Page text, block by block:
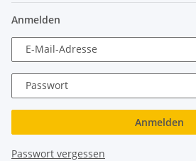
Anmelden
E-Mail-Adresse
Passwort
Anmelden
Passwort vergessen